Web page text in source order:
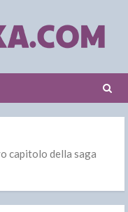
capitolo della saga